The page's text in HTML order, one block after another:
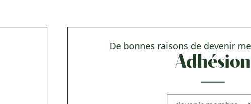
De bonnes raisons de devenir
Adhésion